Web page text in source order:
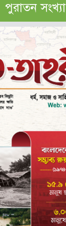
পুরাতন সংখ্যা